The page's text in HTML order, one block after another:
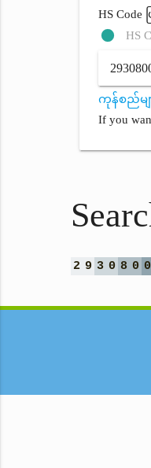
HS
HS
ကုန်စည်မျ
If you
2 9 3 0 8 0 0